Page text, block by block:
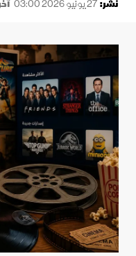
نُشر:27 يونيو 2026 03:00